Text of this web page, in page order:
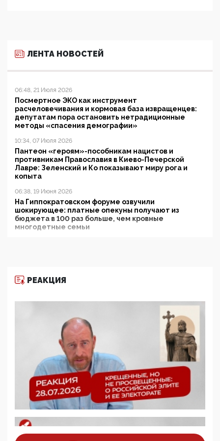
ЛЕНТА НОВОСТЕЙ
06:48, 21 Июля 2026
Посмертное ЭКО как инструмент
расчеловечивания и кормовая база извращенцев:
депутатам пора остановить нетрадиционные
методы «спасения демографии»
10:34, 07 Июля 2026
Пантеон «героям»-пособникам нацистов и
противникам Православия в Киево-Печерской
Лавре: Зеленский и Ко показывают миру рога и
копыта
06:38, 19 Июня 2026
На Гиппократовском форуме озвучили
шокирующее: платные опекуны получают из
бюджета в 100 раз больше, чем кровные
многодетные семьи
11:53, 09 Июня 2026
деятельность ИИТО ЮНЕСКО в России, но
цифроглобалисты продолжают определять
повестку в образовании
09:43, 01 Июня 2026
5G за счет здоровья граждан: Минцифры намерено
отобрать у регионов и муниципалитетов право
защищать жилые дома и социальные объекты от
05:58, 26 Мая 2026
Роскомнадзор освободили от борца с
деструктивным и опасным контентом
07:39, 25 Мая 2026
ценностей: «Новые люди» поднимают электорат
РЕАКЦИЯ